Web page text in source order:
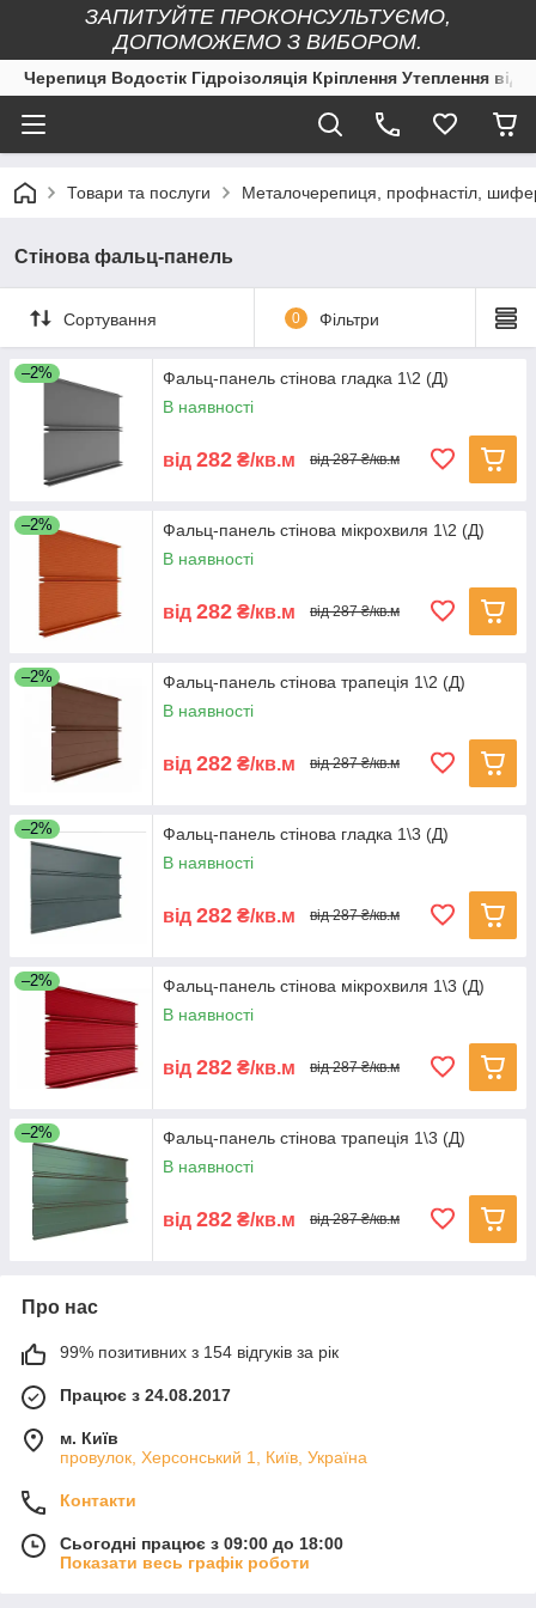
ЗАПИТУЙТЕ ПРОКОНСУЛЬТУЄМО,
ДОПОМОЖЕМО З ВИБОРОМ.
Черепиця Водостік Гідроізоляція Кріплення Утеплення
Товари та послуги Металочерепиця, профнастіл,
Стінова фальц-панель
Сортування 0 Фільтри
–2%
Фальц-панель стінова гладка 1\2 (Д)
В наявності
від 282 ₴/кв.м від 287 ₴/кв.м
–2%
Фальц-панель стінова мікрохвиля 1\2 (Д)
В наявності
від 282 ₴/кв.м від 287 ₴/кв.м
–2%
Фальц-панель стінова трапеція 1\2 (Д)
В наявності
від 282 ₴/кв.м від 287 ₴/кв.м
–2%
Фальц-панель стінова гладка 1\3 (Д)
В наявності
від 282 ₴/кв.м від 287 ₴/кв.м
–2%
Фальц-панель стінова мікрохвиля 1\3 (Д)
В наявності
від 282 ₴/кв.м від 287 ₴/кв.м
–2%
Фальц-панель стінова трапеція 1\3 (Д)
В наявності
від 282 ₴/кв.м від 287 ₴/кв.м
Про нас
99% позитивних з 154 відгуків за рік
Працює з 24.08.2017
м. Київ
провулок, Херсонський 1, Київ, Україна
Контакти
Сьогодні працює з 09:00 до 18:00
Показати весь графік роботи